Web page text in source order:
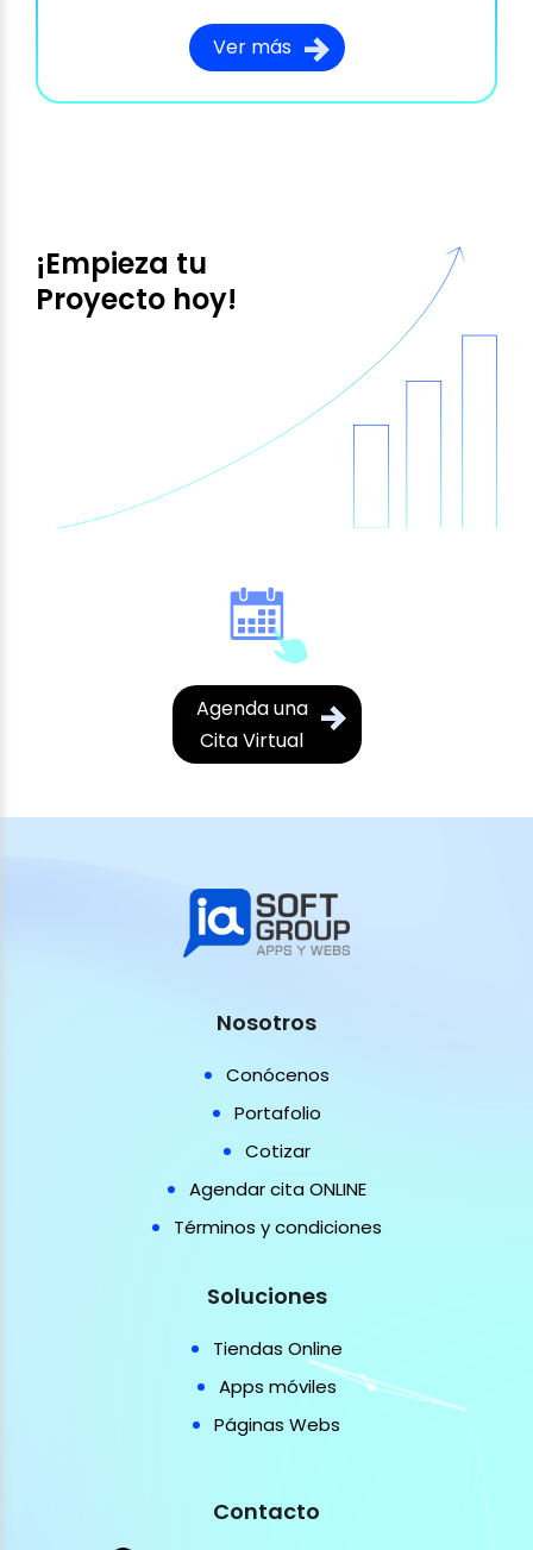
Ver más
¡Empieza tu
Proyecto hoy!
Agenda una
Cita Virtual
Nosotros
Conócenos
Portafolio
Cotizar
Agendar cita ONLINE
Términos y condiciones
Soluciones
Tiendas Online
Apps móviles
Páginas Webs
Contacto